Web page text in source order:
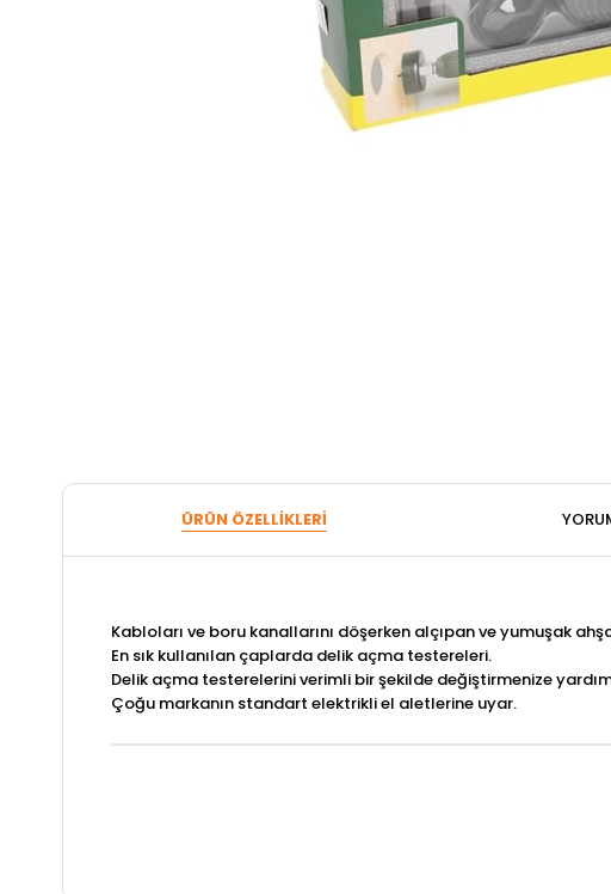
ÜRÜN ÖZELLIKLERI
Kabloları ve boru kanallarını döşerken alçıpan ve yumuşak
En sık kullanılan çaplarda delik açma testereleri.
Delik açma testerelerini verimli bir şekilde değiştirmenize
Çoğu markanın standart elektrikli el aletlerine uyar.